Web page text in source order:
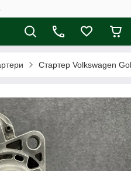
Стартер Volkswagen